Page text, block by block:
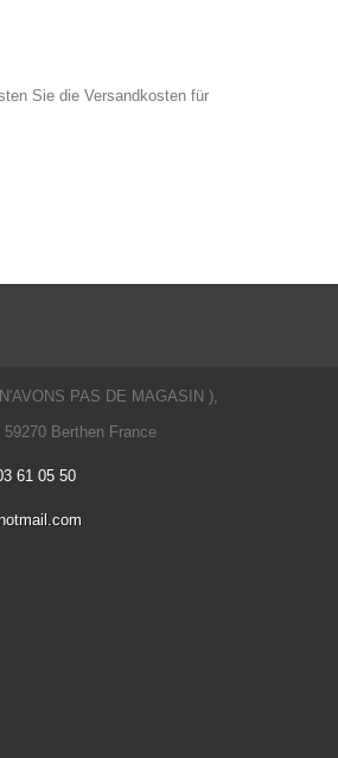
Sie die Versandkosten für
PAS DE MAGASIN ),
Berthen France
61 05 50